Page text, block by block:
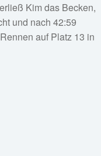
Kim das Becken,
und nach 42:59
auf Platz 13 in